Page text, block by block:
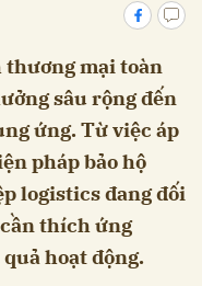
thương mại toàn
sâu rộng đến
ứng. Từ việc áp
pháp bảo hộ
logistics đang đối
thích ứng
hoạt động.